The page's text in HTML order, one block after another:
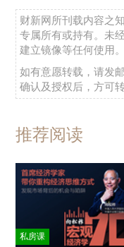
财新网所刊载内容之
专属所有或持有。未
建立镜像等任何使用。
如有意愿转载，请发
确认及授权后，方可转
推荐阅读
私房课